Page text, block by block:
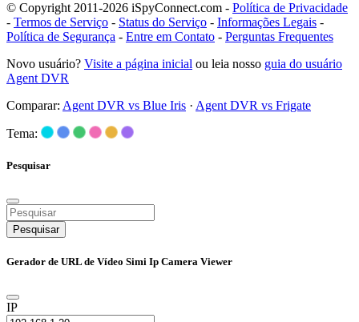
© Copyright 2011-2026 iSpyConnect.com - Política de Privacidade
- Termos de Serviço - Status do Serviço - Informações Legais -
Política de Segurança - Entre em Contato - Perguntas Frequentes
Novo usuário? Visite a página inicial ou leia nosso guia do usuário
Agent DVR
Comparar: Agent DVR vs Blue Iris · Agent DVR vs Frigate
Tema:
Pesquisar
Pesquisar
Gerador de URL de Vídeo Simi Ip Camera Viewer
IP